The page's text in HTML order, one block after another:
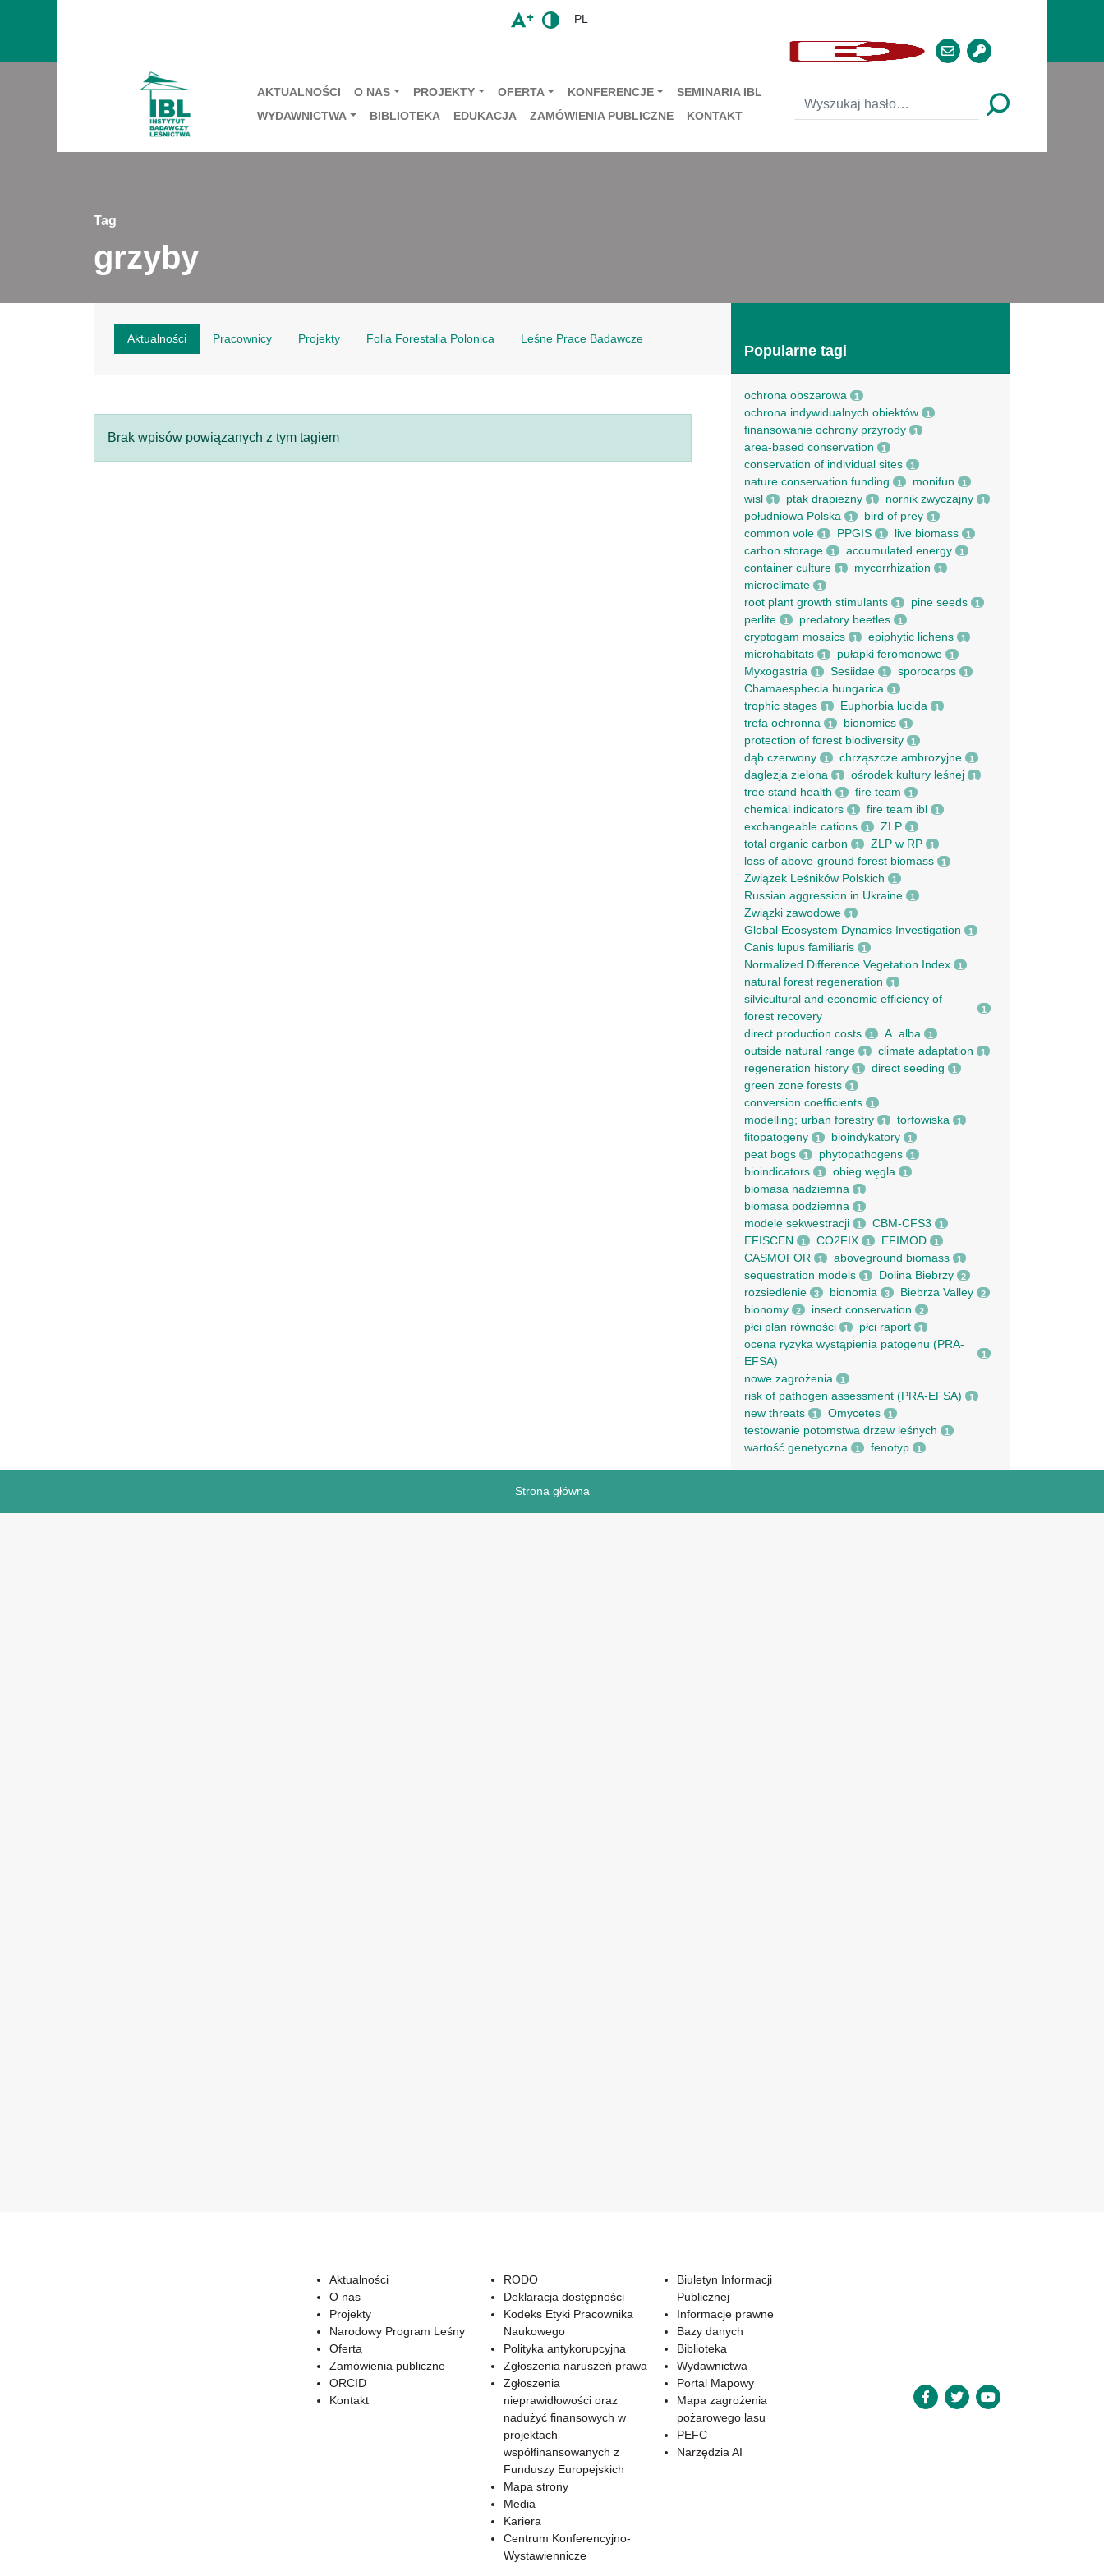
PL
AKTUALNOŚCI O NAS PROJEKTY OFERTA KONFERENCJE
SEMINARIA IBL
WYDAWNICTWA
BIBLIOTEKA EDUKACJA ZAMÓWIENIA PUBLICZNE KONTAKT
Tag
grzyby
Aktualności Pracownicy Projekty Folia Forestalia Polonica Leśne Prace Badawcze
Brak wpisów powiązanych z tym tagiem
Popularne tagi
ochrona obszarowa 1
ochrona indywidualnych obiektów 1
finansowanie ochrony przyrody 1
area-based conservation 1
conservation of individual sites 1
nature conservation funding 1 monifun 1
wisl 1 ptak drapieżny 1 nornik zwyczajny 1
południowa Polska 1 bird of prey 1
common vole 1 PPGIS 1 live biomass 1
carbon storage 1 accumulated energy 1
container culture 1 mycorrhization 1
microclimate 1
root рlant growth stimulants 1 pine seeds 1
perlite 1 predatory beetles 1
cryptogam mosaics 1 epiphytic lichens 1
microhabitats 1 pułapki feromonowe 1
Myxogastria 1 Sesiidae 1 sporocarps 1
Chamaesphecia hungarica 1
trophic stages 1 Euphorbia lucida 1
trefa ochronna 1 bionomics 1
protection of forest biodiversity 1
dąb czerwony 1 chrząszcze ambrozyjne 1
daglezja zielona 1 ośrodek kultury leśnej 1
tree stand health 1 fire team 1
chemical indicators 1 fire team ibl 1
exchangeable cations 1 ZLP 1
total organic carbon 1 ZLP w RP 1
loss of above-ground forest biomass 1
Związek Leśników Polskich 1
Russian aggression in Ukraine 1
Związki zawodowe 1
Global Ecosystem Dynamics Investigation 1
Canis lupus familiaris 1
Normalized Difference Vegetation Index 1
natural forest regeneration 1
silvicultural and economic efficiency of
forest recovery
1
direct production costs 1 A. alba 1
outside natural range 1 climate adaptation 1
regeneration history 1 direct seeding 1
green zone forests 1
conversion coefficients 1
modelling; urban forestry 1 torfowiska 1
fitopatogeny 1 bioindykatory 1
peat bogs 1 phytopathogens 1
bioindicators 1 obieg węgla 1
biomasa nadziemna 1
biomasa podziemna 1
modele sekwestracji 1 CBM-CFS3 1
EFISCEN 1 CO2FIX 1 EFIMOD 1
CASMOFOR 1 aboveground biomass 1
sequestration models 1 Dolina Biebrzy 2
rozsiedlenie 3 bionomia 3 Biebrza Valley 2
bionomy 2 insect conservation 2
płci plan równości 1 płci raport 1
ocena ryzyka wystąpienia patogenu (PRA-
EFSA)
1
nowe zagrożenia 1
risk of pathogen assessment (PRA-EFSA) 1
new threats 1 Omycetes 1
testowanie potomstwa drzew leśnych 1
wartość genetyczna 1 fenotyp 1
Strona główna
Aktualności
O nas
Projekty
Narodowy Program Leśny
Oferta
Zamówienia publiczne
ORCID
Kontakt
RODO
Deklaracja dostępności
Kodeks Etyki Pracownika
Naukowego
Polityka antykorupcyjna
Zgłoszenia naruszeń prawa
Zgłoszenia
nieprawidłowości oraz
nadużyć finansowych w
projektach
współfinansowanych z
Funduszy Europejskich
Mapa strony
Media
Kariera
Centrum Konferencyjno-
Wystawiennicze
Biuletyn Informacji
Publicznej
Informacje prawne
Bazy danych
Biblioteka
Wydawnictwa
Portal Mapowy
Mapa zagrożenia
pożarowego lasu
PEFC
Narzędzia AI